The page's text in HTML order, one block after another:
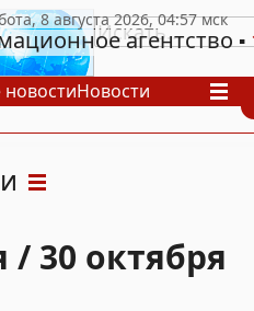
агентство
новостиНовости
/ 30 октября